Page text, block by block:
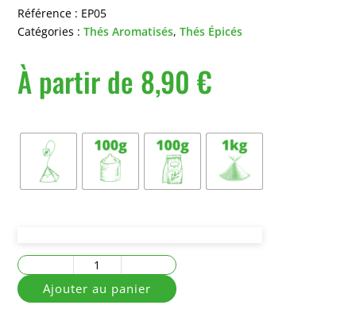
Référence : EP05
Catégories :Thés Aromatisés,Thés Épicés
À partir de 8,90€
quantité
Thé
Ajouter au panier